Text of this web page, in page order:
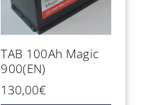
TAB 100Ah Magic
900(EN)
130,00€